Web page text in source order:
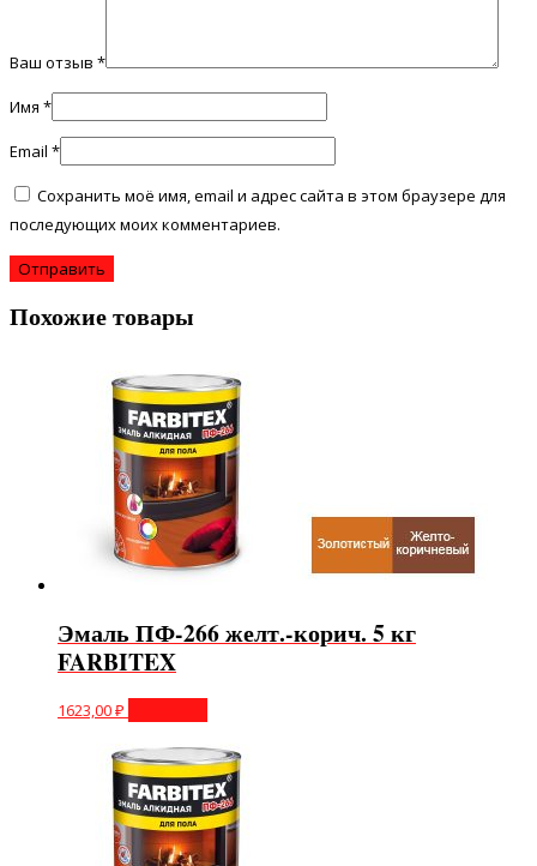
Ваш отзыв *
Имя *
Email *
Сохранить моё имя, email и адрес сайта в этом браузере для
последующих моих комментариев.
Похожие товары
Эмаль ПФ-266 желт.-корич. 5 кг
FARBITEX
1623,00₽